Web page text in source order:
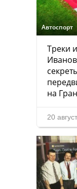
Автоспорт
Треки
на
20